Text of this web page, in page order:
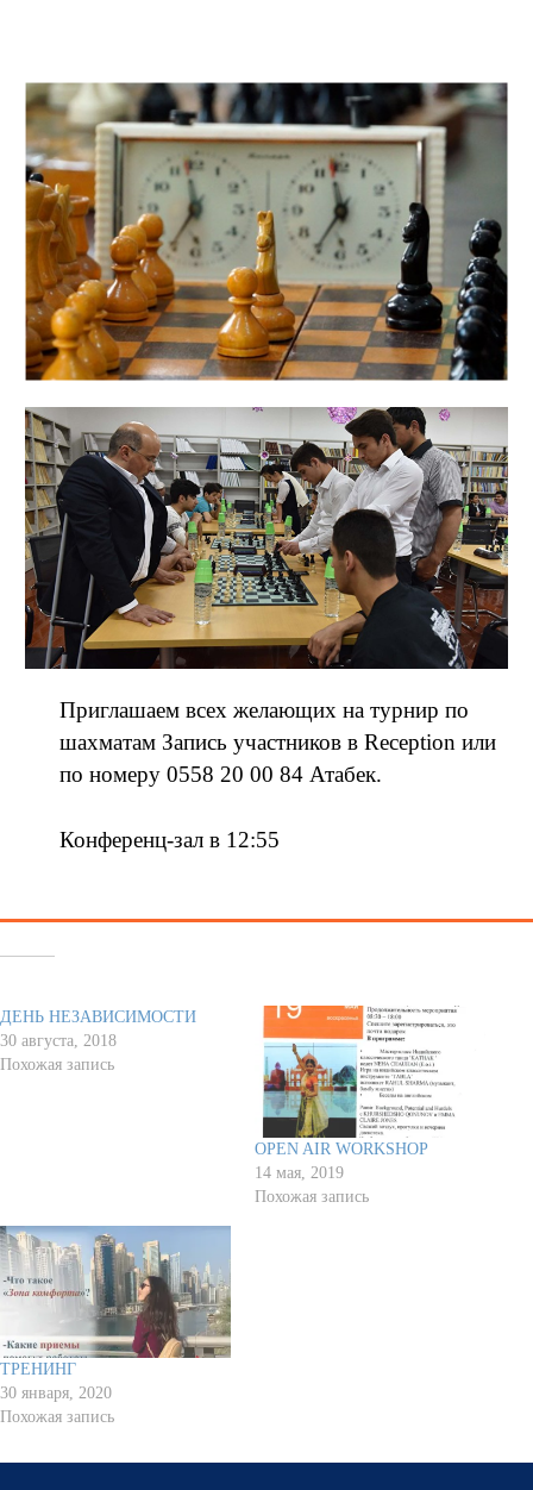
Приглашаем всех желающих на турнир по
шахматам Запись участников в Reception или
по номеру 0558 20 00 84 Атабек.
Конференц-зал в 12:55
ДЕНЬ НЕЗАВИСИМОСТИ
30 августа, 2018
Похожая запись
OPEN AIR WORKSHOP
14 мая, 2019
Похожая запись
ТРЕНИНГ
30 января, 2020
Похожая запись